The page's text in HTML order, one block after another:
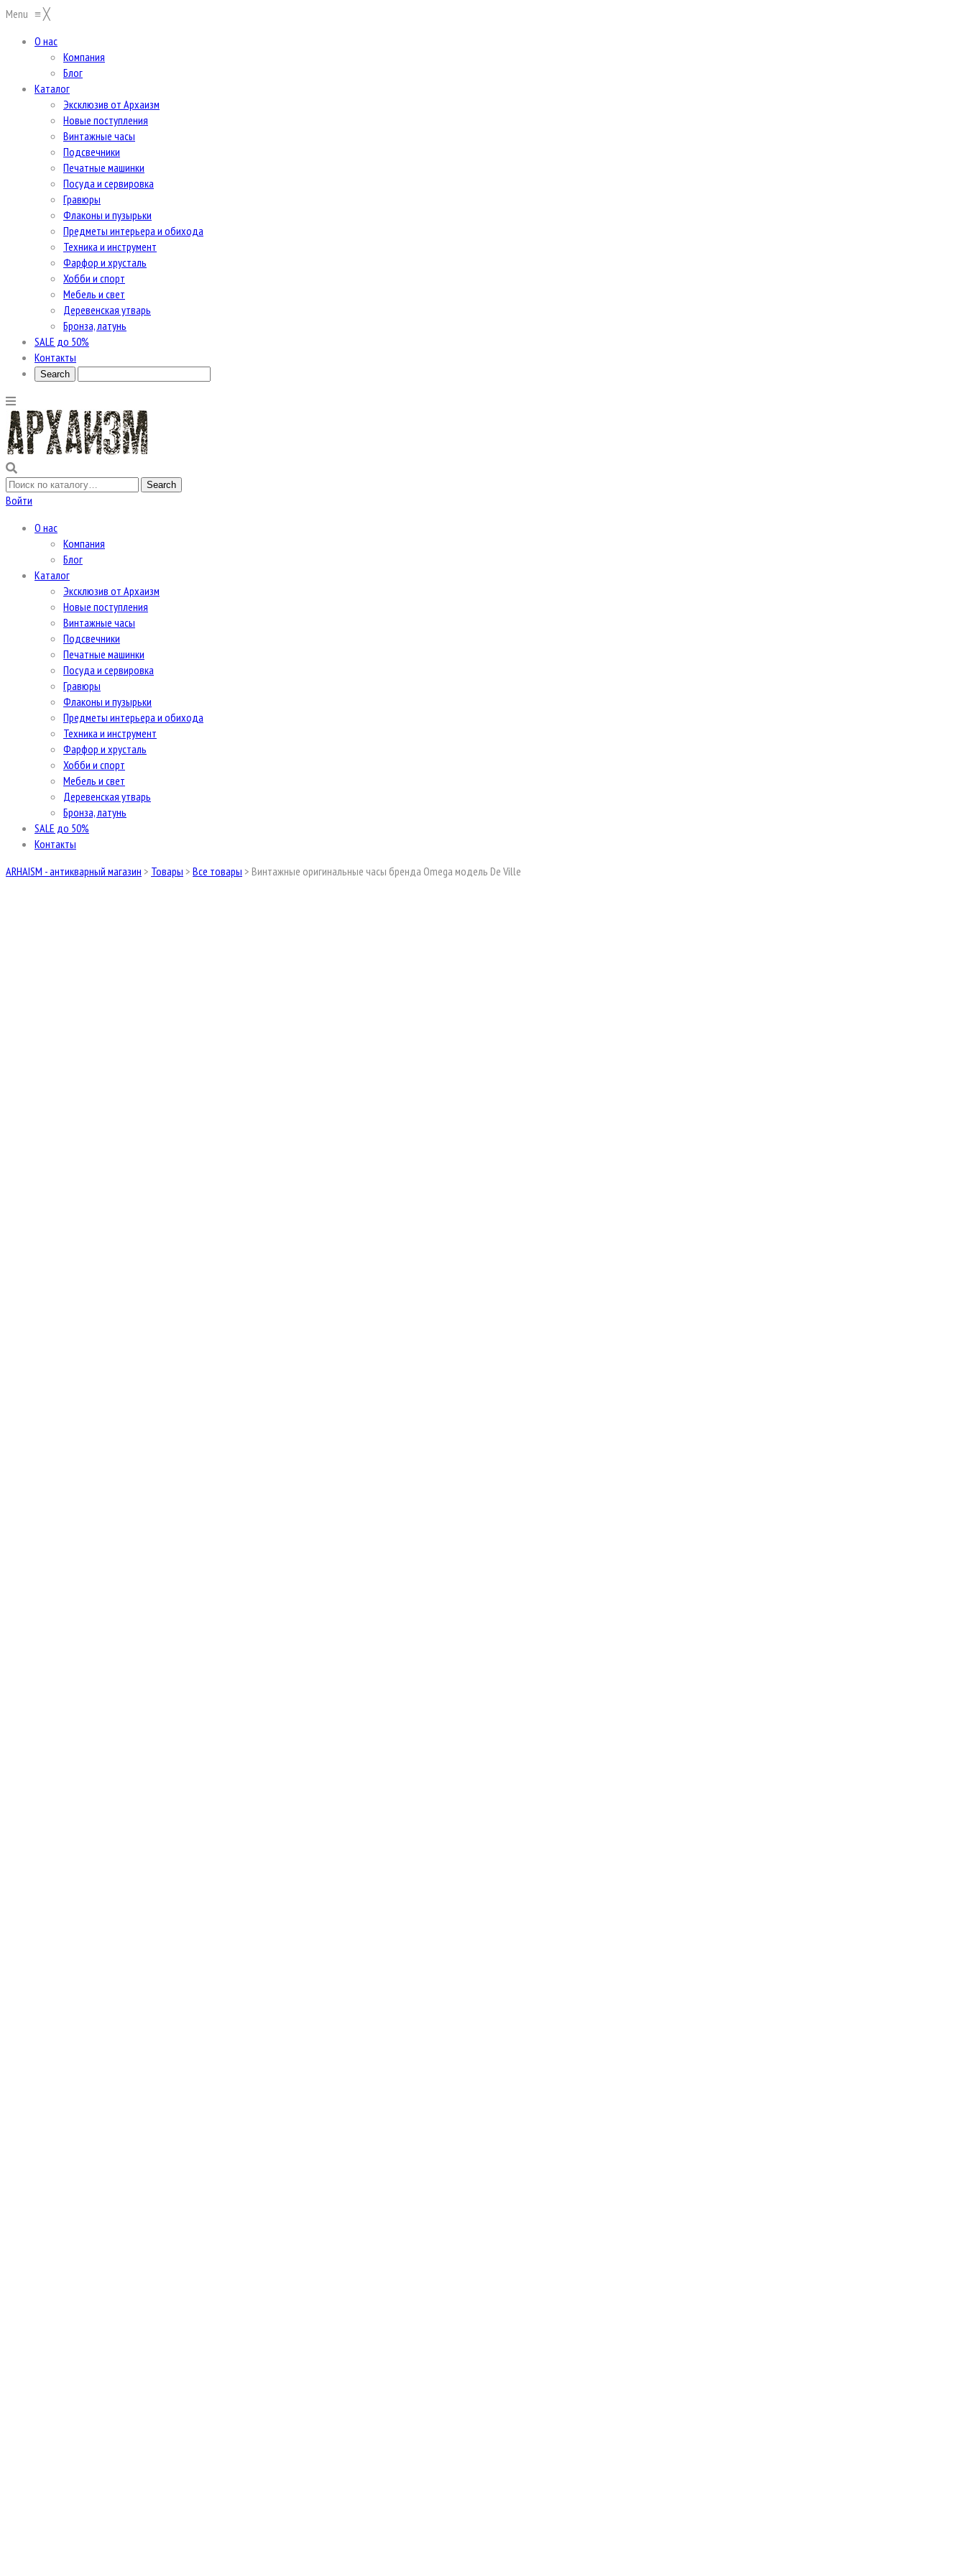
Menu ≡╳
О нас
Компания
Блог
Каталог
Эксклюзив от Архаизм
Новые поступления
Винтажные часы
Подсвечники
Печатные машинки
Посуда и сервировка
Гравюры
Флаконы и пузырьки
Предметы интерьера и обихода
Техника и инструмент
Фарфор и хрусталь
Хобби и спорт
Мебель и свет
Деревенская утварь
Бронза, латунь
SALE до 50%
Контакты
Войти
О нас
Компания
Блог
Каталог
Эксклюзив от Архаизм
Новые поступления
Винтажные часы
Подсвечники
Печатные машинки
Посуда и сервировка
Гравюры
Флаконы и пузырьки
Предметы интерьера и обихода
Техника и инструмент
Фарфор и хрусталь
Хобби и спорт
Мебель и свет
Деревенская утварь
Бронза, латунь
SALE до 50%
Контакты
ARHAISM - антикварный магазин > Товары > Все товары > Винтажные оригинальные часы бренда Omega модель De Ville